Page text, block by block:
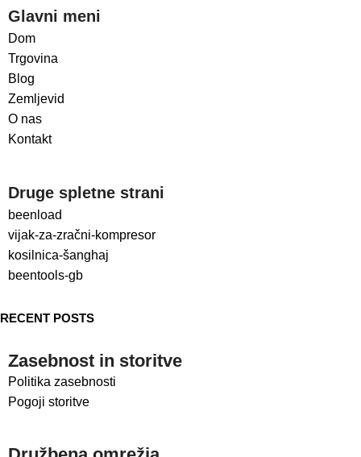
Glavni meni
Dom
Trgovina
Blog
Zemljevid
O nas
Kontakt
Druge spletne strani
beenload
vijak-za-zračni-kompresor
kosilnica-šanghaj
beentools-gb
RECENT POSTS
Zasebnost in storitve
Politika zasebnosti
Pogoji storitve